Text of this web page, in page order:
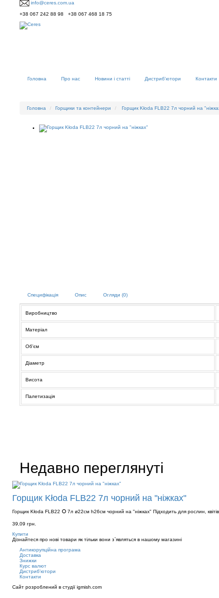
info@ceres.com.ua
+38 067 242 88 98 +38 067 468 18 75
Головна Про нас Новини і статті Дистриб'ютори Контакти
Головна Горщики та контейнери Горщик Kłoda FLB22 7л чорний на
Специфікація Опис Огляди (0)
Виробництво
Матеріал
Об'єм
Діаметр
Висота
Палетизація
Недавно переглянуті
Горщик Kłoda FLB22 7л чорний на "ніжках"
Горщик Kłoda FLB22 ⭘ 7л ø22см h26см чорний на "ніжках" Підходить для рослин,
39,09 грн.
Купити
Дізнайтеся про нові товари як тільки вони з`являться в нашому магазині
Антикорупційна програма
Доставка
Знижки
Курс валют
Дистриб'ютори
Контакти
Сайт розроблений в студії igmish.com